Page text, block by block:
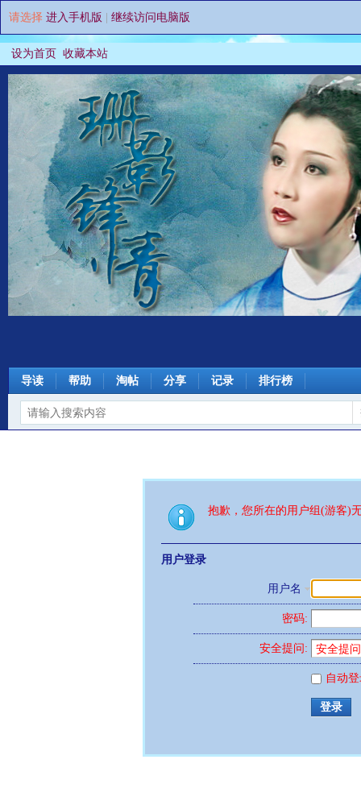
请选择 进入手机版 继续访问电脑版
设为首页 收藏本站
导读 帮助 淘帖 分享 记录 排行榜
抱歉，您所在的用户组(游客)
用户登录
用户名
密码:
安全提问:
自动
登录